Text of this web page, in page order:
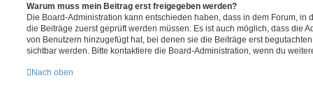
Warum muss mein Beitrag erst freigegeben werden?
Die Board-Administration kann entschieden haben, dass in dem Forum, in
die Beiträge zuerst geprüft werden müssen. Es ist auch möglich, dass die
von Benutzern hinzugefügt hat, bei denen sie die Beiträge erst
sichtbar werden. Bitte kontaktiere die Board-Administration, wenn du
Nach oben